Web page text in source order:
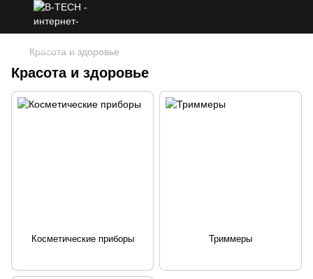
Красота и здоровье
Красота и здоровье
Косметические приборы Триммеры